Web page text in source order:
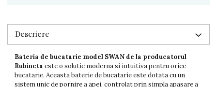
Descriere
Bateria de bucatarie model SWAN de la producatorul
Rubineta este o solutie moderna si intuitiva pentru orice
bucatarie. Aceasta baterie de bucatarie este dotata cu un
sistem unic de pornire a apei, controlat prin simpla apasare a